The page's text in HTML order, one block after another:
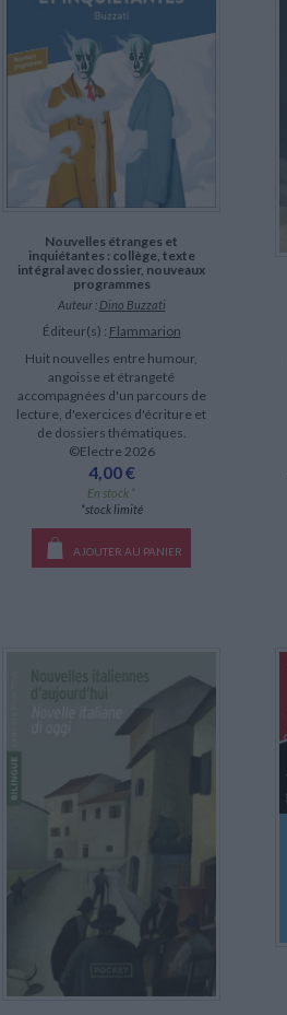
Nouvelles étranges et
inquiétantes : collège, texte
intégral avec dossier, nouveaux
programmes
Auteur : Dino Buzzati
Éditeur(s) : Flammarion
Huit nouvelles entre humour,
angoisse et étrangeté
accompagnées d'un parcours de
lecture, d'exercices d'écriture et
de dossiers thématiques.
©Electre 2026
4,00 €
En stock *
*stock limité
AJOUTER AU PANIER